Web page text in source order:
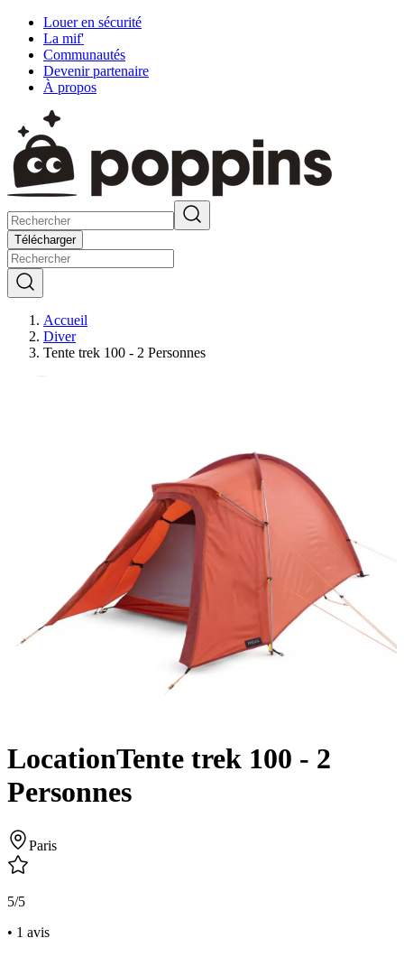
Louer en sécurité
La mif'
Communautés
Devenir partenaire
À propos
Télécharger
Accueil
Diver
Tente trek 100 - 2 Personnes
LocationTente trek 100 - 2
Personnes
Paris
5/5
• 1 avis